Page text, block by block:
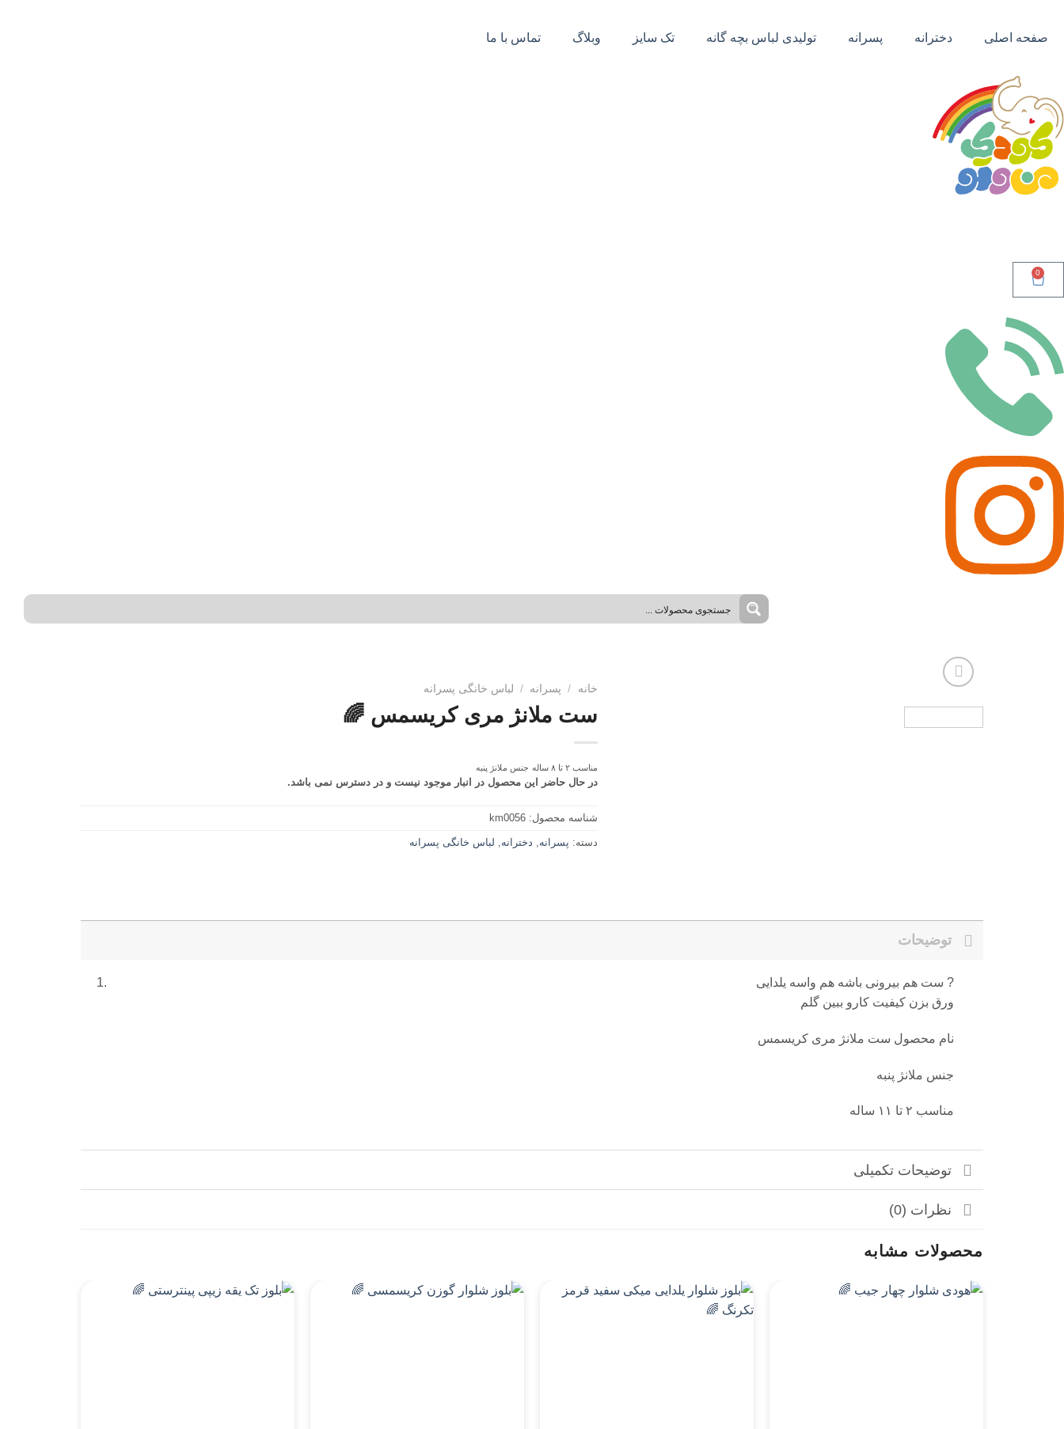
صفحه اصلی دخترانه پسرانه تولیدی لباس بچه گانه تک سایز وبلاگ تماس با ما
0
خانه / پسرانه / لباس خانگی پسرانه
ست ملانژ مری کریسمس 🌈
مناسب ۲ تا ۸ ساله جنس ملانژ پنبه
در حال حاضر این محصول در انبار موجود نیست و در دسترس نمی باشد.
شناسه محصول:km0056
دسته: پسرانه, دخترانه, لباس خانگی پسرانه
توضیحات
ست هم بیرونی باشه هم واسه یلدایی ?
ورق بزن کیفیت کارو ببین گلم
نام محصول ست ملانژ مری کریسمس
جنس ملانژ پنبه
مناسب ۲ تا ۱۱ ساله
توضیحات تکمیلی
نظرات (0)
محصولات مشابه